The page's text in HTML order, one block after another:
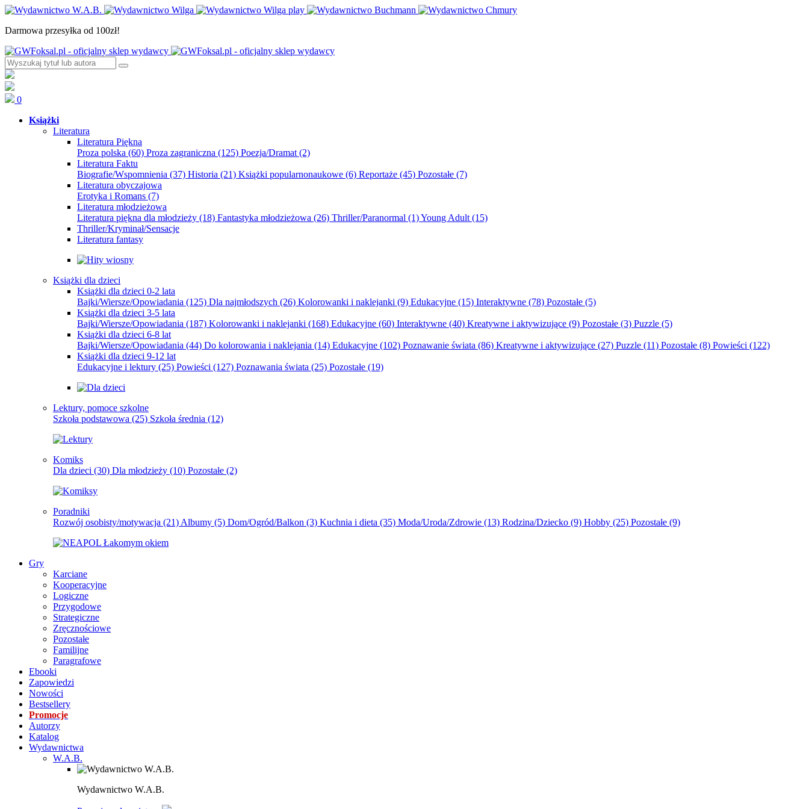
Darmowa przesyłka od 100zł!
0
Książki
Literatura
Literatura Piękna
Proza polska (60) Proza zagraniczna (125) Poezja/Dramat (2)
Literatura Faktu
Biografie/Wspomnienia (37) Historia (21) Książki popularnonaukowe (6) Reportaże (45) Pozostałe (7)
Literatura obyczajowa
Erotyka i Romans (7)
Literatura młodzieżowa
Literatura piękna dla młodzieży (18) Fantastyka młodzieżowa (26) Thriller/Paranormal (1)Young Adult (15)
Thriller/Kryminał/Sensacje
Literatura fantasy
Książki dla dzieci
Książki dla dzieci 0-2 lata
Bajki/Wiersze/Opowiadania (125) Dla najmłodszych (26) Kolorowanki i naklejanki (9) Edukacyjne (15) Interaktywne (78) Pozostałe (5)
Książki dla dzieci 3-5 lata
Bajki/Wiersze/Opowiadania (187) Kolorowanki i naklejanki (168) Edukacyjne (60) Interaktywne (40) Kreatywne i aktywizujące (9) Pozostałe (3) Puzzle (5)
Książki dla dzieci 6-8 lat
Bajki/Wiersze/Opowiadania (44) Do kolorowania i naklejania (14) Edukacyjne (102) Poznawanie świata (86) Kreatywne i aktywizujące (27) Puzzle (11) Pozostałe (8) Powieści (122)
Książki dla dzieci 9-12 lat
Edukacyjne i lektury (25) Powieści (127) Poznawania świata (25) Pozostałe (19)
Lektury, pomoce szkolne
Szkoła podstawowa (25) Szkoła średnia (12)
Komiks
Dla dzieci (30) Dla młodzieży (10) Pozostałe (2)
Poradniki
Rozwój osobisty/motywacja (21) Albumy (5) Dom/Ogród/Balkon (3) Kuchnia i dieta (35) Moda/Uroda/Zdrowie (13) Rodzina/Dziecko (9) Hobby (25) Pozostałe (9)
Gry
Karciane
Kooperacyjne
Logiczne
Przygodowe
Strategiczne
Zręcznościowe
Pozostałe
Familijne
Paragrafowe
Ebooki
Zapowiedzi
Nowości
Bestsellery
Promocje
Autorzy
Katalog
Wydawnictwa
W.A.B.
Wydawnictwo W.A.B.